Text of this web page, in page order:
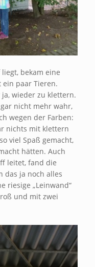
bekam eine
paar Tieren.
wieder zu klettern.
nicht mehr wahr,
wegen der Farben:
nichts mit klettern
viel Spaß gemacht,
hätten. Auch
leitet, fand die
das ja noch alles
riesige „Leinwand“
und mit zwei